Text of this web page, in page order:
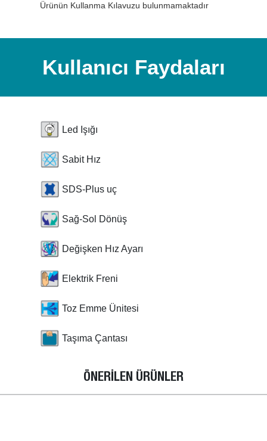
Ürünün Kullanma Kılavuzu bulunmamaktadır
Kullanıcı Faydaları
Led Işığı
Sabit Hız
SDS-Plus uç
Sağ-Sol Dönüş
Değişken Hız Ayarı
Elektrik Freni
Toz Emme Ünitesi
Taşıma Çantası
ÖNERİLEN ÜRÜNLER